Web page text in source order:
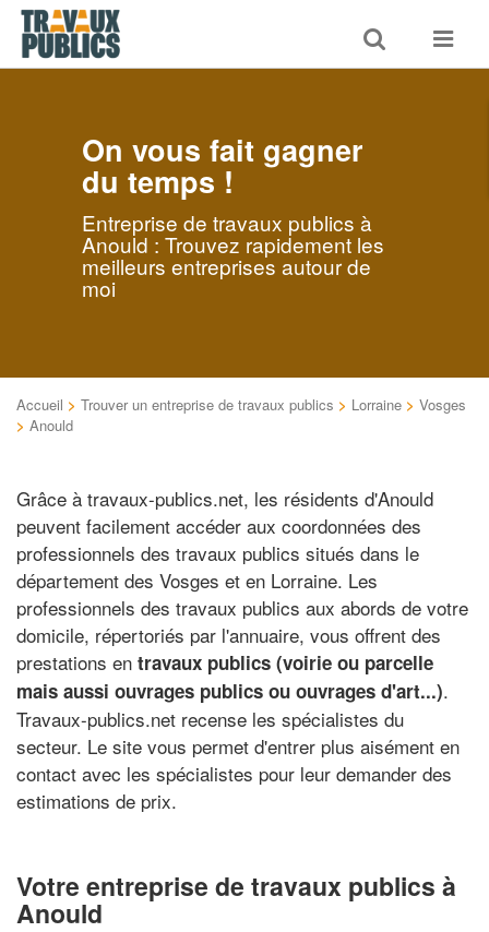
Toggle
search
Toggle
On vous fait gagner
du temps !
Entreprise de travaux publics à
Anould : Trouvez rapidement les
meilleurs entreprises autour de
moi
Accueil > Trouver un entreprise de travaux publics > Lorraine > Vosges
> Anould
Grâce à travaux-publics.net, les résidents d'Anould
peuvent facilement accéder aux coordonnées des
professionnels des travaux publics situés dans le
département des Vosges et en Lorraine. Les
professionnels des travaux publics aux abords de votre
domicile, répertoriés par l'annuaire, vous offrent des
prestations en travaux publics (voirie ou parcelle
mais aussi ouvrages publics ou ouvrages d'art...).
Travaux-publics.net recense les spécialistes du
secteur. Le site vous permet d'entrer plus aisément en
contact avec les spécialistes pour leur demander des
estimations de prix.
Votre entreprise de travaux publics à
Anould